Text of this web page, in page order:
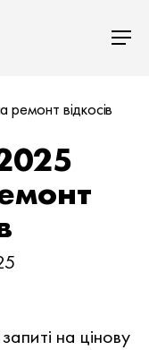
ремонт відкосів
на цiнову